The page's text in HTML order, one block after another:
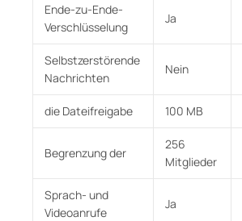
Ende-zu-Ende-
Verschlüsselung
Ja
Selbstzerstörende
Nachrichten
Nein
die Dateifreigabe 100 MB
Begrenzung der
256
Mitglieder
Sprach- und
Videoanrufe
Ja